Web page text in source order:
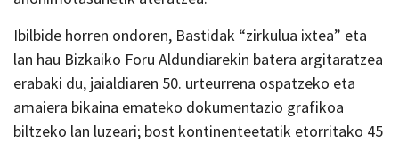
Ibilbide horren ondoren, Bastidak “zirkulua ixtea” eta
lan hau Bizkaiko Foru Aldundiarekin batera argitaratzea
erabaki du, jaialdiaren 50. urteurrena ospatzeko eta
amaiera bikaina emateko dokumentazio grafikoa
biltzeko lan luzeari; bost kontinenteetatik etorritako 45